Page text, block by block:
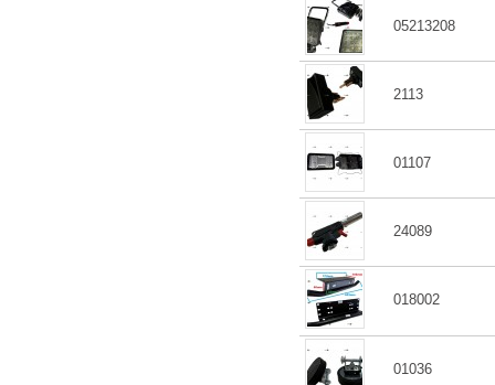
05213208
2113
01107
24089
018002
01036